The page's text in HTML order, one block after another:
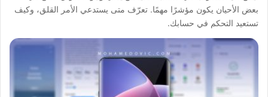
بعض الأحيان يكون مؤشرًا مهمًا. تعرّف متى يستدعي الأمر القلق، وكيف
تستعيد التحكم في حسابك.